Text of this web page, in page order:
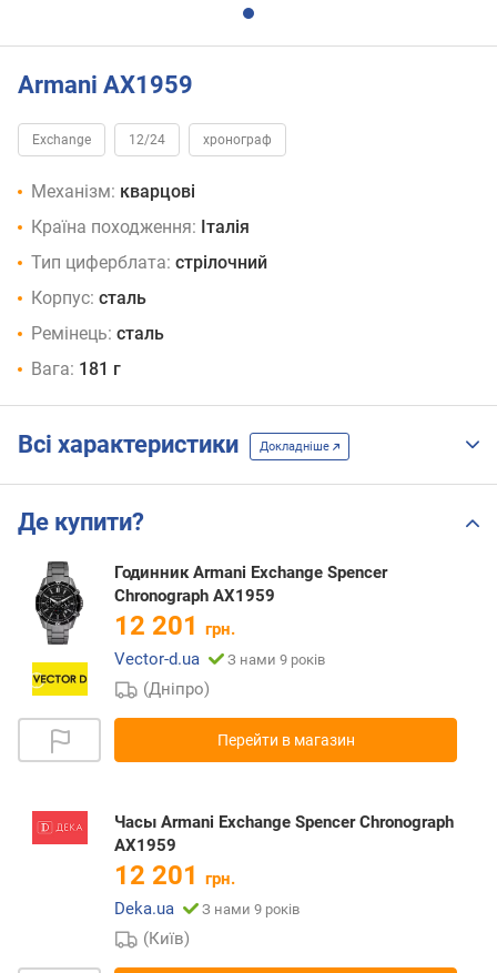
Armani AX1959
Exchange 12/24 хронограф
Механізм: кварцові
Країна походження: Італія
Тип циферблата: стрілочний
Корпус: сталь
Ремінець: сталь
Вага: 181 г
Всі характеристики Докладніше
Де купити?
Годинник Armani Exchange Spencer
Chronograph AX1959
12 201 грн.
Vector-d.ua
З нами 9 років
(Дніпро)
Перейти в магазин
Часы Armani Exchange Spencer Chronograph
AX1959
12 201 грн.
Deka.ua
З нами 9 років
(Київ)